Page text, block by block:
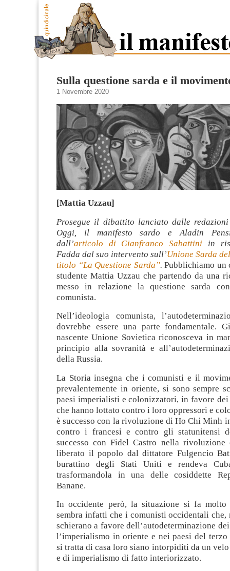
Sulla questione sarda e il
1 Novembre 2020
[Mattia Uzzau]
Prosegue il dibattito lanciato dalle
Oggi, il manifesto sardo e Aladin
dall’articolo di Gianfranco Sabattini in
Fadda dal suo intervento sull’Unione Sarda
titolo “La Questione Sarda”. Pubblichiamo
studente Mattia Uzzau che partendo da una
messo in relazione la questione sarda
comunista.
Nell’ideologia comunista,
dovrebbe essere una parte fondamentale.
nascente Unione Sovietica riconosceva in
principio alla sovranità e
della Russia.
La Storia insegna che i comunisti e il
prevalentemente in oriente, si sono sempre
paesi imperialisti e colonizzatori, in favore
che hanno lottato contro i loro oppressori e
è successo con la rivoluzione di Ho Chi Minh
contro i francesi e contro gli statunitensi
successo con Fidel Castro nella rivoluzione
liberato il popolo dal dittatore Fulgencio
burattino degli Stati Uniti e rendeva
trasformandola in una delle cosiddette
Banane.
In occidente però, la situazione si fa molto
sembra infatti che i comunisti occidentali che,
schierano a favore dell’autodeterminazione
l’imperialismo in oriente e nei paesi del terzo
si tratta di casa loro siano intorpiditi da un
e di imperialismo di fatto interiorizzato.